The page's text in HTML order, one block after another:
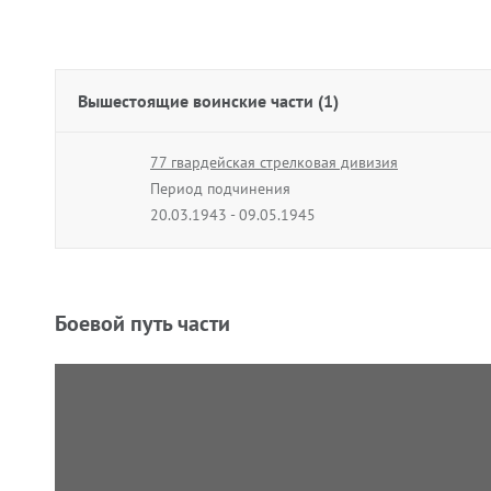
Вышестоящие воинские части (1)
77 гвардейская стрелковая дивизия
Период подчинения
20.03.1943 - 09.05.1945
Боевой путь части